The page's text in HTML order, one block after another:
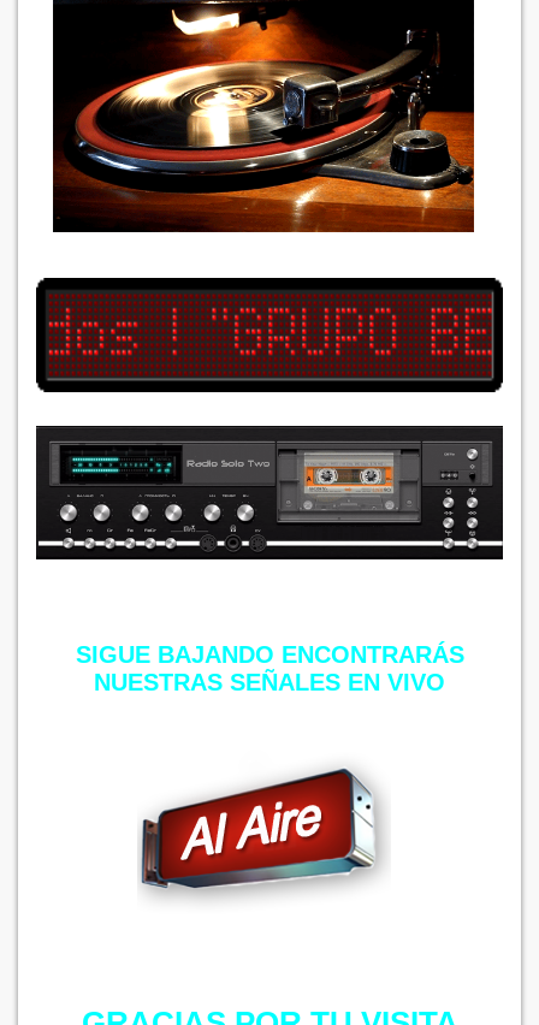
SIGUE BAJANDO ENCONTRARÁS
NUESTRAS SEÑALES EN VIVO